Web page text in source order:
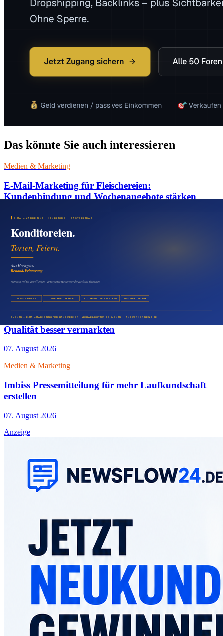
Das könnte Sie auch interessieren
Medien & Marketing
E-Mail-Marketing für Fleischereien:
Kundenbindung und Wochenangebote stärken
07. August 2026
Medien & Marketing
Foodtruck Presseartikel für neue Standorte und
Events
07. August 2026
Medien & Marketing
Metzgereien mit E-Mail-Marketing regionale
Qualität besser vermarkten
07. August 2026
Medien & Marketing
Imbiss Pressemitteilung für mehr Laufkundschaft
erstellen
07. August 2026
Anzeige